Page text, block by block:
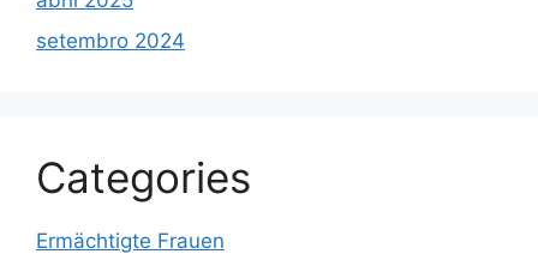
setembro 2024
Categories
Ermächtigte Frauen